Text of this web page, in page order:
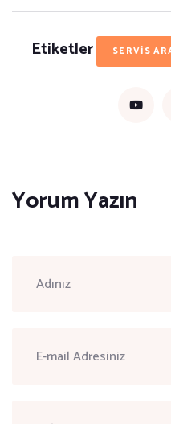
Etiketler SERVİS
Yorum Yazın